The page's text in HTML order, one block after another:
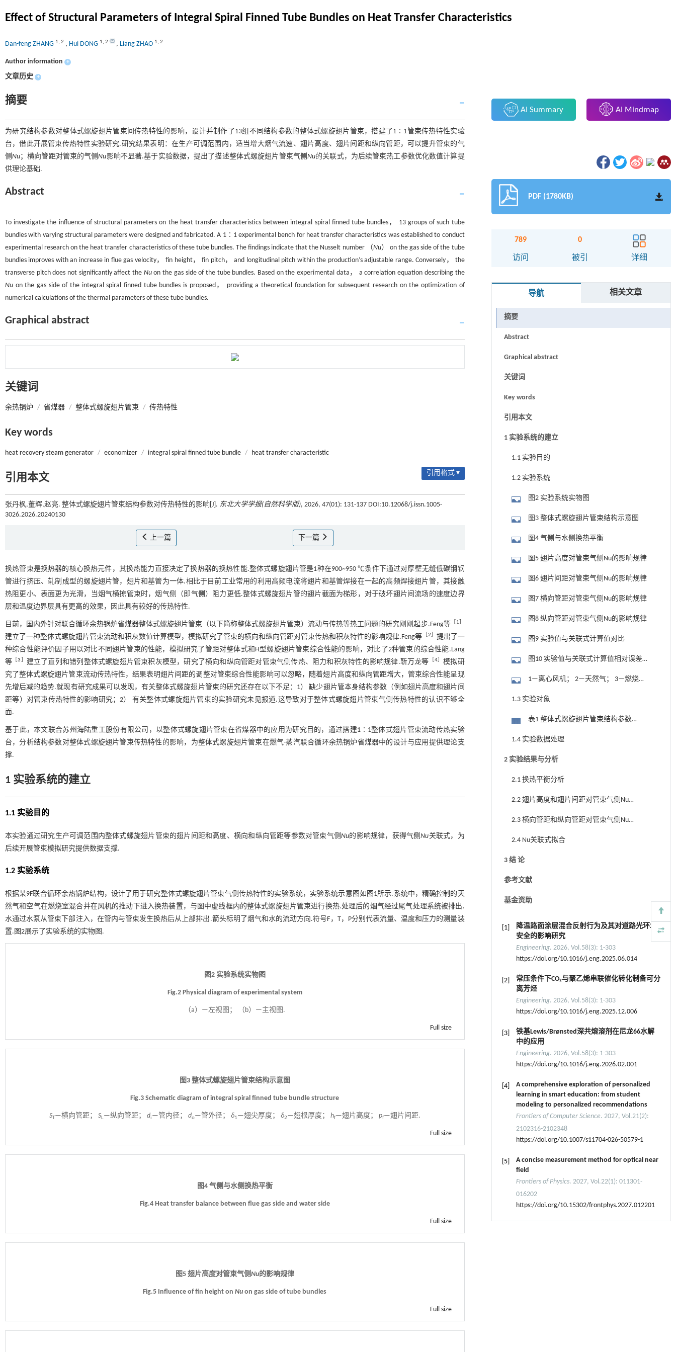
Effect of Structural Parameters of Integral Spiral Finned Tube Bundles on Heat Transfer Characteristics
Dan-feng ZHANG 1, 2 , Hui DONG 1, 2 , Liang ZHAO 1, 2
Author information +
文章历史 +
摘要
为研究结构参数对整体式螺旋翅片管束间传热特性的影响，设计并制作了13组不同结构参数的整体式螺旋翅片管束，搭建了1∶1管束传热特性实验
台，借此开展管束传热特性实验研究.研究结果表明：在生产可调范围内，适当增大烟气流速、翅片高度、翅片间距和纵向管距，可以提升管束的气
侧Nu；横向管距对管束的气侧Nu影响不显著.基于实验数据，提出了描述整体式螺旋翅片管束气侧Nu的关联式，为后续管束热工参数优化数值计算提
供理论基础.
Abstract
To investigate the influence of structural parameters on the heat transfer characteristics between integral spiral finned tube bundles， 13 groups of such tube
bundles with varying structural parameters were designed and fabricated. A 1∶1 experimental bench for heat transfer characteristics was established to conduct
experimental research on the heat transfer characteristics of these tube bundles. The findings indicate that the Nusselt number （Nu） on the gas side of the tube
bundles improves with an increase in flue gas velocity， fin height， fin pitch， and longitudinal pitch within the production’s adjustable range. Conversely， the
transverse pitch does not significantly affect the Nuon the gas side of the tube bundles. Based on the experimental data， a correlation equation describing the
Nu on the gas side of the integral spiral finned tube bundles is proposed， providing a theoretical foundation for subsequent research on the optimization of
numerical calculations of the thermal parameters of these tube bundles.
Graphical abstract
关键词
余热锅炉 / 省煤器 / 整体式螺旋翅片管束 / 传热特性
Key words
heat recovery steam generator / economizer / integral spiral finned tube bundle / heat transfer characteristic
引用本文 引用格式 ▾
张丹枫,董辉,赵亮. 整体式螺旋翅片管束结构参数对传热特性的影响[J]. 东北大学学报(自然科学版), 2026, 47(01): 131-137 DOI:10.12068/j.issn.1005-
3026.2026.20240130
上一篇 下一篇
换热管束是换热器的核心换热元件，其换热能力直接决定了换热器的换热性能.整体式螺旋翅片管是1种在900~950 ℃条件下通过对厚壁无缝低碳钢钢
管进行挤压、轧制成型的螺旋翅片管，翅片和基管为一体.相比于目前工业常用的利用高频电流将翅片和基管焊接在一起的高频焊接翅片管，其接触
热阻更小、表面更为光滑，当烟气横掠管束时，烟气侧（即气侧）阻力更低.整体式螺旋翅片管的翅片截面为梯形，对于破坏翅片间流场的速度边界
层和温度边界层具有更高的效果，因此具有较好的传热特性.
目前，国内外针对联合循环余热锅炉省煤器整体式螺旋翅片管束（以下简称整体式螺旋翅片管束）流动与传热等热工问题的研究刚刚起步.Feng等［ 1
建立了一种整体式螺旋翅片管束流动和积灰数值计算模型，模拟研究了管束的横向和纵向管距对管束传热和积灰特性的影响规律.Feng等 2
提出了一
种综合性能评价因子用以对比不同翅片管束的性能，模拟研究了管距对整体式和H型螺旋翅片管束综合性能的影响，对比了2种管束的综合性能.Lang
等 ［3 建立了直列和错列整体式螺旋翅片管束积灰模型，研究了横向和纵向管距对管束气侧传热、阻力和积灰特性的影响规律.靳万龙等 4］模拟研
究了整体式螺旋翅片管束流动传热特性，结果表明翅片间距的调整对管束综合性能影响可以忽略，随着翅片高度和纵向管距增大，管束综合性能呈现
先增后减的趋势.就现有研究成果可以发现，有关整体式螺旋翅片管束的研究还存在以下不足：1） 缺少翅片管本身结构参数（例如翅片高度和翅片间
距等）对管束传热特性的影响研究；2） 有关整体式螺旋翅片管束的实验研究未见报道.这导致对于整体式螺旋翅片管束气侧传热特性的认识不够全
面.
基于此，本文联合苏州海陆重工股份有限公司，以整体式螺旋翅片管束在省煤器中的应用为研究目的，通过搭建1∶1整体式翅片管束流动传热实验
台，分析结构参数对整体式螺旋翅片管束传热特性的影响，为整体式螺旋翅片管束在燃气-蒸汽联合循环余热锅炉省煤器中的设计与应用提供理论支
撑.
1 实验系统的建立
1.1 实验目的
本实验通过研究生产可调范围内整体式螺旋翅片管束的翅片间距和高度、横向和纵向管距等参数对管束气侧Nu的影响规律，获得气侧Nu关联式，为
后续开展管束模拟研究提供数据支撑.
1.2 实验系统
根据某9F联合循环余热锅炉结构，设计了用于研究整体式螺旋翅片管束气侧传热特性的实验系统，实验系统示意图如 图1所示.系统中，精确控制的天
然气和空气在燃烧室混合并在风机的推动下进入换热装置，与图中虚线框内的整体式螺旋翅片管束进行换热.处理后的烟气经过尾气处理系统被排出.
水通过水泵从管束下部注入，在管内与管束发生换热后从上部排出.箭头标明了烟气和水的流动方向.符号F，T，P分别代表流量、温度和压力的测量装
置. 图2展示了实验系统的实物图.
图2 实验系统实物图
Fig.2 Physical diagram of experimental system
（a）—左视图； （b）—主视图.
Full size
图3 整体式螺旋翅片管束结构示意图
Fig.3 Schematic diagram of integral spiral finned tube bundle structure
ST—横向管距； SL—纵向管距； di—管内径； do—管外径； δ1—翅尖厚度； δ2—翅根厚度； hf—翅片高度； pf—翅片间距.
Full size
图4 气侧与水侧换热平衡
Fig.4 Heat transfer balance between flue gas side and water side
Full size
图5 翅片高度对管束气侧Nu的影响规律
Fig.5 Influence of fin height onNu on gas side of tube bundles
Full size
AI Summary AI Mindmap
PDF (1780KB)
789
访问
0
被引 详细
导航 相关文章
摘要
Abstract
Graphical abstract
关键词
Key words
引用本文
1 实验系统的建立
1.1 实验目的
1.2 实验系统
图2 实验系统实物图
图3 整体式螺旋翅片管束结构示意图
图4 气侧与水侧换热平衡
图5 翅片高度对管束气侧Nu的影响规律
图6 翅片间距对管束气侧Nu的影响规律
图7 横向管距对管束气侧Nu的影响规律
图8 纵向管距对管束气侧Nu的影响规律
图9 实验值与关联式计算值对比
图10 实验值与关联式计算值相对误差直
1—离心风机； 2—天然气； 3—燃烧
1.3 实验对象
表1 整体式螺旋翅片管束结构参数
1.4 实验数据处理
2 实验结果与分析
2.1 换热平衡分析
2.2 翅片高度和翅片间距对管束气侧Nu
2.3 横向管距和纵向管距对管束气侧Nu
2.4 Nu关联式拟合
3 结 论
参考文献
基金资助
[1]
降温路面涂层混合反射行为及其对道路光环境
安全的影响研究
Engineering. 2026, Vol.58(3): 1-303
https://doi.org/10.1016/j.eng.2025.06.014
[2]
常压条件下CO₂与聚乙烯串联催化转化制备可分
离芳烃
Engineering. 2026, Vol.58(3): 1-303
https://doi.org/10.1016/j.eng.2025.12.006
[3]
铁基Lewis/Brønsted深共熔溶剂在尼龙66水解
中的应用
Engineering. 2026, Vol.58(3): 1-303
https://doi.org/10.1016/j.eng.2026.02.001
[4]
A comprehensive exploration of personalized
learning in smart education: from student
modeling to personalized recommendations
Frontiers of Computer Science. 2027, Vol.21(2):
2102316-2102348
https://doi.org/10.1007/s11704-026-50579-1
[5]
A concise measurement method for optical near
field
Frontiers of Physics. 2027, Vol.22(1): 011301-
016202
https://doi.org/10.15302/frontphys.2027.012201